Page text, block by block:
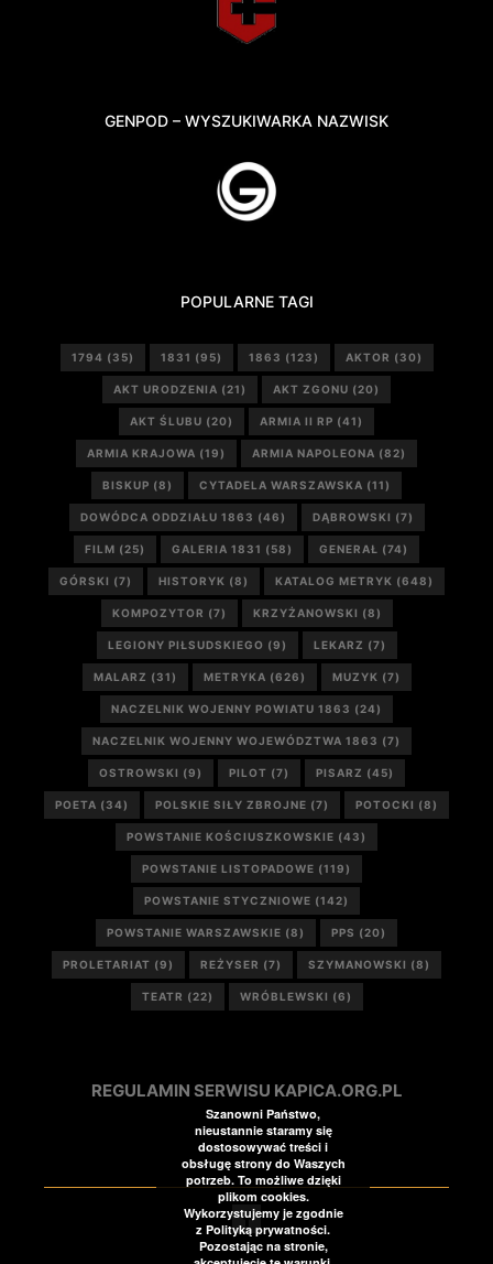
GENPOD – WYSZUKIWARKA NAZWISK
POPULARNE TAGI
1794 (35) 1831 (95) 1863 (123) AKTOR (30)
AKT URODZENIA (21) AKT ZGONU (20)
AKT ŚLUBU (20) ARMIA II RP (41)
ARMIA KRAJOWA (19) ARMIA NAPOLEONA (82)
BISKUP (8) CYTADELA WARSZAWSKA (11)
DOWÓDCA ODDZIAŁU 1863 (46) DĄBROWSKI (7)
FILM (25) GALERIA 1831 (58) GENERAŁ (74)
GÓRSKI (7) HISTORYK (8) KATALOG METRYK (648)
KOMPOZYTOR (7) KRZYŻANOWSKI (8)
LEGIONY PIŁSUDSKIEGO (9) LEKARZ (7)
MALARZ (31) METRYKA (626) MUZYK (7)
NACZELNIK WOJENNY POWIATU 1863 (24)
NACZELNIK WOJENNY WOJEWÓDZTWA 1863 (7)
OSTROWSKI (9) PILOT (7) PISARZ (45)
POETA (34) POLSKIE SIŁY ZBROJNE (7) POTOCKI (8)
POWSTANIE KOŚCIUSZKOWSKIE (43)
POWSTANIE LISTOPADOWE (119)
POWSTANIE STYCZNIOWE (142)
POWSTANIE WARSZAWSKIE (8) PPS (20)
PROLETARIAT (9) REŻYSER (7) SZYMANOWSKI (8)
TEATR (22) WRÓBLEWSKI (6)
REGULAMIN SERWISU KAPICA.ORG.PL
Szanowni Państwo,
nieustannie staramy się
dostosowywać treści i
obsługę strony do Waszych
potrzeb. To możliwe dzięki
plikom cookies.
Wykorzystujemy je zgodnie
z Polityką prywatności.
Pozostając na stronie,